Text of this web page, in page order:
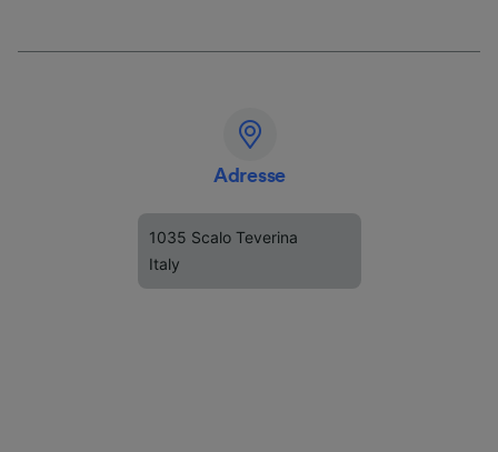
Adresse
1035 Scalo Teverina
Italy